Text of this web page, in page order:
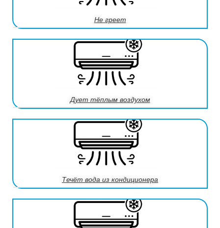
Не греет
Дует тёплым воздухом
Течёт вода из кондиционера